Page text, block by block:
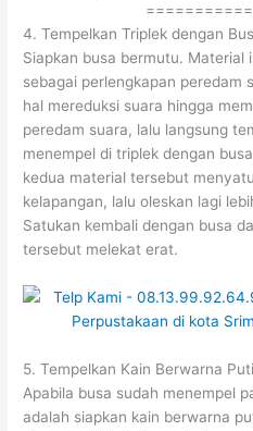
4. Tempelkan Triplek dengan
Siapkan busa bermutu. Material
sebagai perlengkapan peredam
hal mereduksi suara hingga
peredam suara, lalu langsung
menempel di triplek dengan
kedua material tersebut
kelapangan, lalu oleskan lagi
Satukan kembali dengan busa
tersebut melekat erat.
5. Tempelkan Kain Berwarna
Apabila busa sudah menempel
adalah siapkan kain berwarna